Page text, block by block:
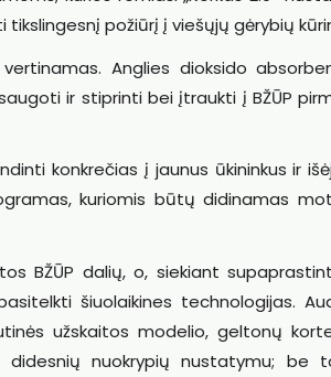
požiūrį į viešųjų gėrybių
Anglies dioksido
ir stiprinti bei įtraukti į BŽŪP
konkrečias į jaunus ūkininkus ir
kuriomis būtų didinamas
BŽŪP dalių, o, siekiant
šiuolaikines technologijas.
užskaitos modelio, geltonų
didesnių nuokrypių nustatymu; be